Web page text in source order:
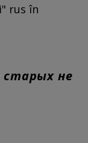
rus în
старых не